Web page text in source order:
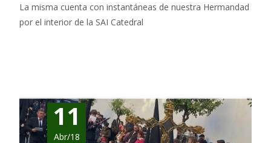
La misma cuenta con instantáneas de nuestra Hermandad
por el interior de la SAI Catedral
11
Abr/18